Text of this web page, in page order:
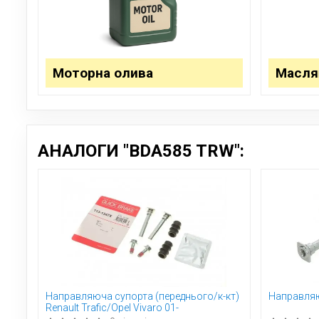
Моторна олива
АНАЛОГИ "BDA585 TRW":
Направляюча супорта (переднього/к-кт)
Renault Trafic/Opel Vivaro 01-